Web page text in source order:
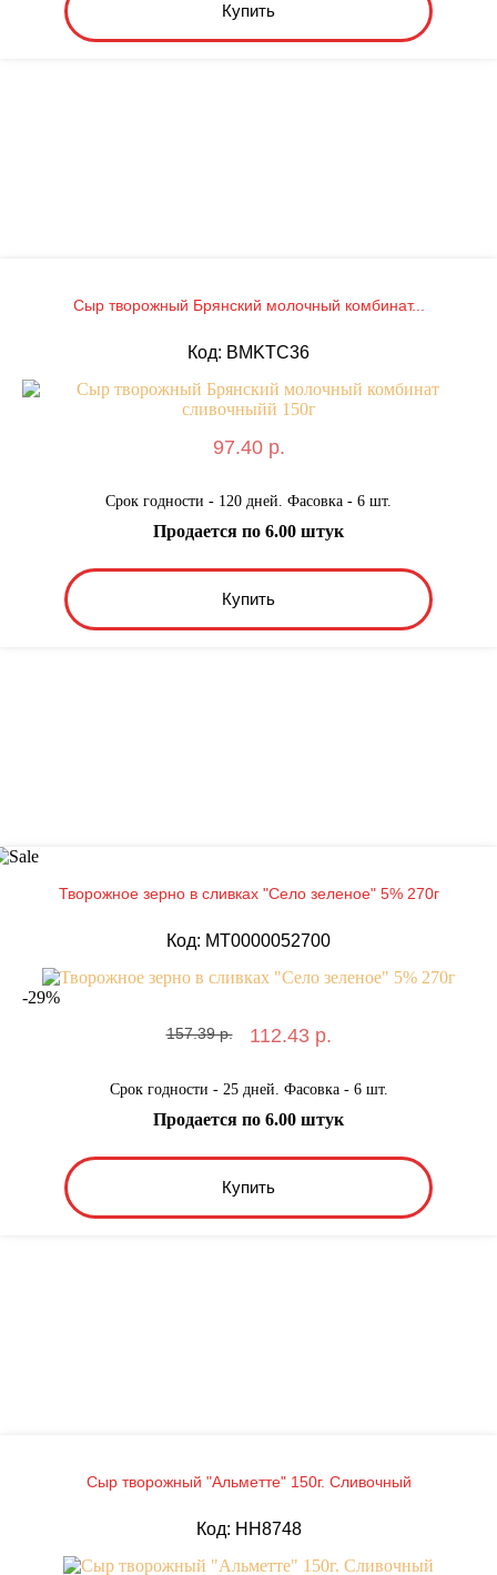
Купить
Сыр творожный Брянский молочный комбинат...
Код: BMKТС36
97.40 р.
Срок годности - 120 дней. Фасовка - 6 шт.
Купить
Продается по 6.00 штук
Творожное зерно в сливках "Село зеленое" 5% 270г
Код: MT0000052700
-29%
157.39 р. 112.43 р.
Срок годности - 25 дней. Фасовка - 6 шт.
Купить
Продается по 6.00 штук
Сыр творожный "Альметте" 150г. Сливочный
Код: HH8748